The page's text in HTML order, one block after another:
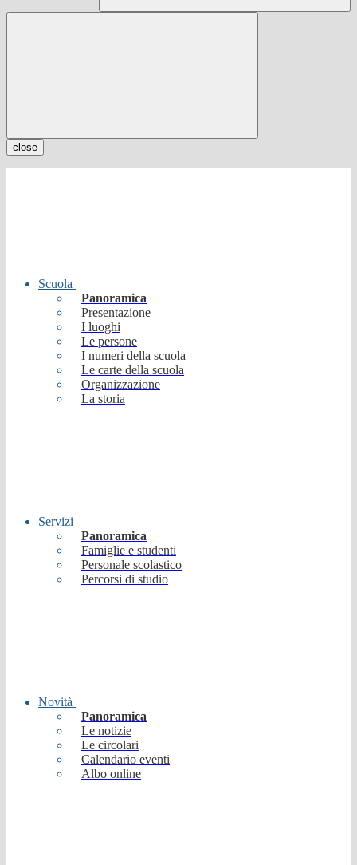
close
Scuola
Panoramica
Presentazione
I luoghi
Le persone
I numeri della scuola
Le carte della scuola
Organizzazione
La storia
Servizi
Panoramica
Famiglie e studenti
Personale scolastico
Percorsi di studio
Novità
Panoramica
Le notizie
Le circolari
Calendario eventi
Albo online